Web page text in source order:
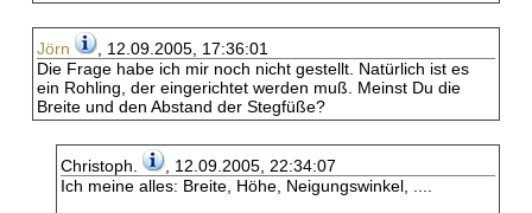
Jörn
, 12.09.2005, 17:36:01
Die Frage habe ich mir noch nicht gestellt. Natürlich ist es
ein Rohling, der eingerichtet werden muß. Meinst Du die
Breite und den Abstand der Stegfüße?
Christoph.
, 12.09.2005, 22:34:07
Ich meine alles: Breite, Höhe, Neigungswinkel, ....